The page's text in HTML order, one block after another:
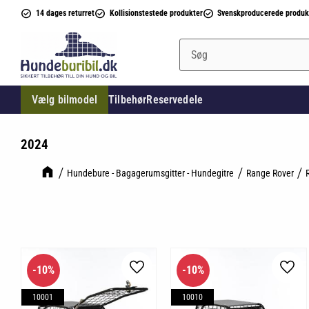
14 dages returret Kollisionstestede produkter Svenskproducerede
Vælg bilmodel TilbehørReservedele
2024
Hundebure - Bagagerumsgitter - Hundegitre Range Rover
10%
10001
Gem som favorit
10%
10010